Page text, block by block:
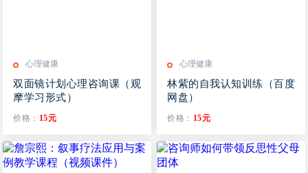
心理健康
双面镜计划心理咨询课（观
摩学习形式）
价格： 15元
心理健康
林紫的自我认知训练（百度
网盘）
价格： 15元